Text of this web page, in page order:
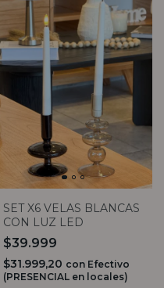
SET X6 VELAS BLANCAS
CON LUZ LED
$39.999
$31.999,20 con Efectivo
(PRESENCIAL en locales)